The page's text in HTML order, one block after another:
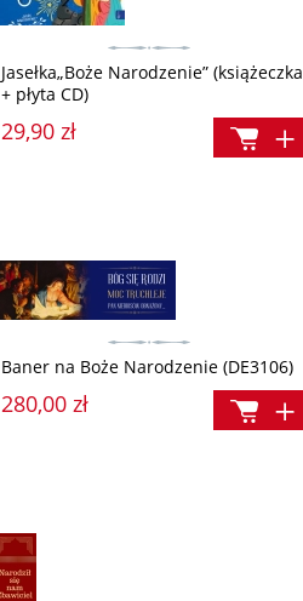
Jasełka„Boże Narodzenie” (książeczka
+ płyta CD)
29,90 zł
Baner na Boże Narodzenie (DE3106)
280,00 zł